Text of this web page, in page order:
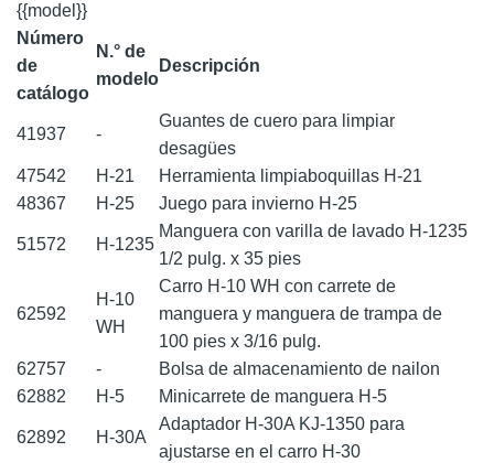
{{model}}
Número
de
catálogo
N.° de
modelo
Descripción
41937 -
Guantes de cuero para limpiar
desagües
47542
H-21
Herramienta limpiaboquillas H-21
48367
H-25 Juego para invierno H-25
51572 H-1235
Manguera con varilla de lavado H-1235
1/2 pulg. x 35 pies
62592
H-10
WH
Carro H-10 WH con carrete de
manguera y manguera de trampa de
100 pies x 3/16 pulg.
62757
-
Bolsa de almacenamiento de nailon
62882
H-5 Minicarrete de manguera H-5
62892 H-30A
Adaptador H-30A KJ-1350 para
ajustarse en el carro H-30